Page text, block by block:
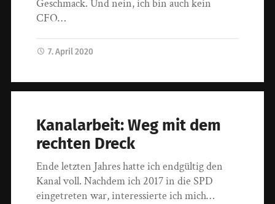
Geschmack. Und nein, ich bin auch kein
CFO…
7. April 2020
Kanalarbeit: Weg mit dem
rechten Dreck
Ende letzten Jahres hatte ich endgültig den
Kanal voll. Nachdem ich 2017 in die SPD
eingetreten war, interessierte ich mich…